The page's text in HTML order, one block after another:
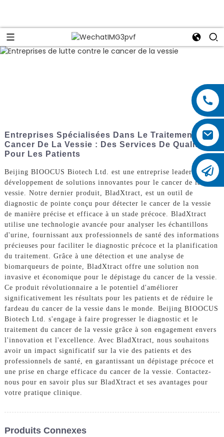
Entreprises Spécialisées Dans Le Traitement Du
Cancer De La Vessie : Des Services De Qualité
Pour Les Patients
Beijing BIOOCUS Biotech Ltd. est une entreprise leader dans le
développement de solutions innovantes pour le cancer de la
vessie. Notre dernier produit, BladXtract, est un outil de
diagnostic de pointe conçu pour détecter le cancer de la vessie
de manière précise et efficace à un stade précoce. BladXtract
utilise une technologie avancée pour analyser les échantillons
d'urine, fournissant aux professionnels de santé des informations
précieuses pour faciliter le diagnostic précoce et la planification
du traitement. Grâce à une détection et une analyse de
biomarqueurs de pointe, BladXtract offre une solution non
invasive et économique pour le dépistage du cancer de la vessie.
Ce produit révolutionnaire a le potentiel d'améliorer
significativement les résultats pour les patients et de réduire le
fardeau du cancer de la vessie dans le monde. Beijing BIOOCUS
Biotech Ltd. s'engage à faire progresser le diagnostic et le
traitement du cancer de la vessie grâce à son engagement envers
l'innovation et l'excellence. Avec BladXtract, nous souhaitons
avoir un impact significatif sur la vie des patients et des
professionnels de santé, en garantissant un dépistage précoce et
une prise en charge efficace du cancer de la vessie. Contactez-
nous pour en savoir plus sur BladXtract et ses avantages pour
votre pratique clinique.
Produits Connexes